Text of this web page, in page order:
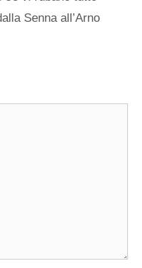
Senna all’Arno